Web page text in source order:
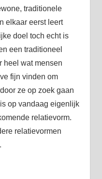
traditionele
elkaar eerst leert
doel toch echt is
een traditioneel
heel wat mensen
fijn vinden om
ze op zoek gaan
op vandaag eigenlijk
relatievorm.
relatievormen